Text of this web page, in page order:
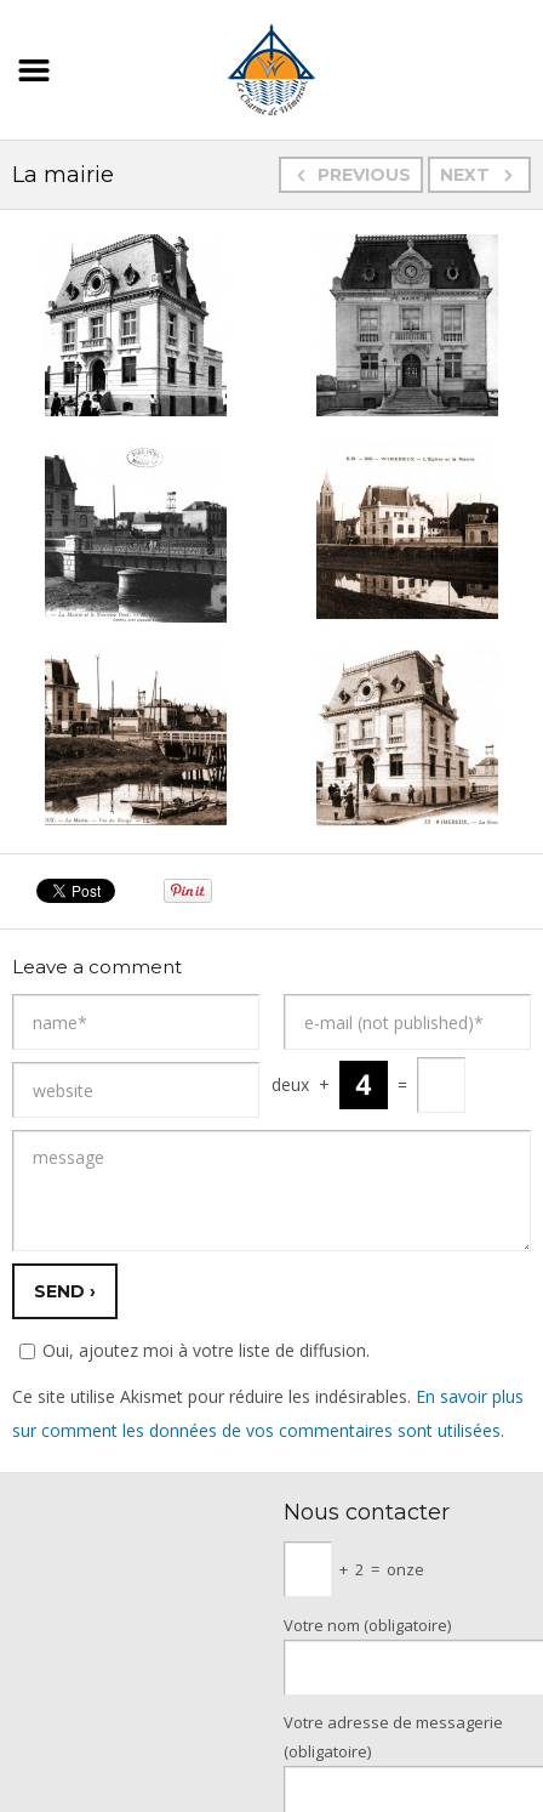
PREVIOUS NEXT
La mairie
Leave a comment
deux + =
Oui, ajoutez moi à votre liste de diffusion.
Ce site utilise Akismet pour réduire les indésirables. En savoir plus
sur comment les données de vos commentaires sont utilisées.
Nous contacter
+ 2 = onze
Votre nom (obligatoire)
Votre adresse de messagerie
(obligatoire)